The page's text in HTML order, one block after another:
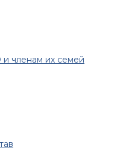
членам их семей